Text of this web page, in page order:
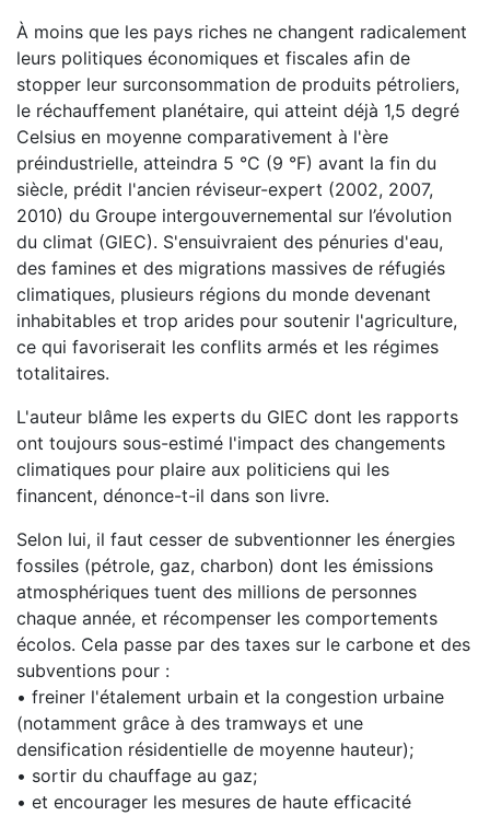
À moins que les pays riches ne changent radicalement
leurs politiques économiques et fiscales afin de
stopper leur surconsommation de produits pétroliers,
le réchauffement planétaire, qui atteint déjà 1,5 degré
Celsius en moyenne comparativement à l'ère
préindustrielle, atteindra 5 °C (9 °F) avant la fin du
siècle, prédit l'ancien réviseur-expert (2002, 2007,
2010) du Groupe intergouvernemental sur l’évolution
du climat (GIEC). S'ensuivraient des pénuries d'eau,
des famines et des migrations massives de réfugiés
climatiques, plusieurs régions du monde devenant
inhabitables et trop arides pour soutenir l'agriculture,
ce qui favoriserait les conflits armés et les régimes
totalitaires.
L'auteur blâme les experts du GIEC dont les rapports
ont toujours sous-estimé l'impact des changements
climatiques pour plaire aux politiciens qui les
financent, dénonce-t-il dans son livre.
Selon lui, il faut cesser de subventionner les énergies
fossiles (pétrole, gaz, charbon) dont les émissions
atmosphériques tuent des millions de personnes
chaque année, et récompenser les comportements
écolos. Cela passe par des taxes sur le carbone et des
subventions pour :
• freiner l'étalement urbain et la congestion urbaine
(notamment grâce à des tramways et une
densification résidentielle de moyenne hauteur);
• sortir du chauffage au gaz;
• et encourager les mesures de haute efficacité